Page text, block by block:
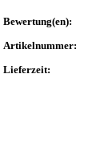
Bewertung(en):
Artikelnummer:
Lieferzeit: